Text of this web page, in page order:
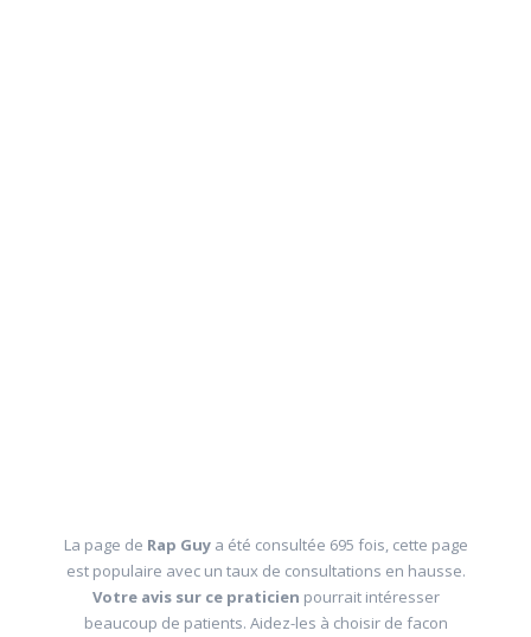
La page de Rap Guy a été consultée 695 fois, cette page
est populaire avec un taux de consultations en hausse.
Votre avis sur ce praticien pourrait intéresser
beaucoup de patients. Aidez-les à choisir de facon